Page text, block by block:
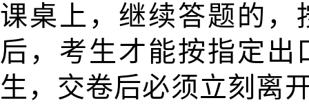
课桌上， 继续答题的，
后，考生才能按指定
生，交卷后必须立刻离